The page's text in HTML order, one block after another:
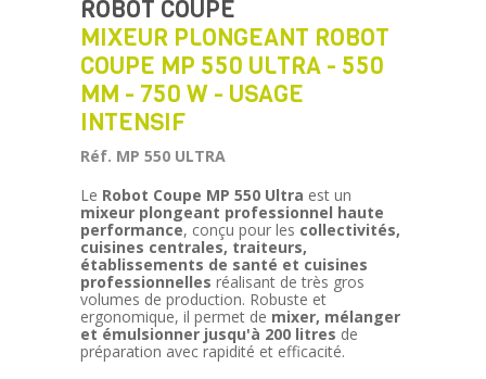
ROBOT COUPE
MIXEUR PLONGEANT ROBOT
COUPE MP 550 ULTRA - 550
MM - 750 W - USAGE
INTENSIF
Réf. MP 550 ULTRA
Le Robot Coupe MP 550 Ultra est un
mixeur plongeant professionnel haute
performance, conçu pour les collectivités,
cuisines centrales, traiteurs,
établissements de santé et cuisines
professionnelles réalisant de très gros
volumes de production. Robuste et
ergonomique, il permet de mixer, mélanger
et émulsionner jusqu'à 200 litres de
préparation avec rapidité et efficacité.